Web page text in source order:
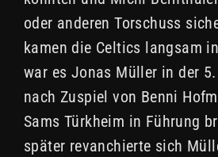
oder anderen Torschuss
kamen die Celtics langsam
war es Jonas Müller in der
nach Zuspiel von Benni
Sams Türkheim in Führung
später revanchierte sich